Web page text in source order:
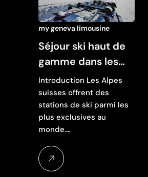
my geneva limousine
Séjour ski haut de
gamme dans les
Alpes suisses
Introduction Les Alpes
suisses offrent des
stations de ski parmi les
plus exclusives au
monde.…